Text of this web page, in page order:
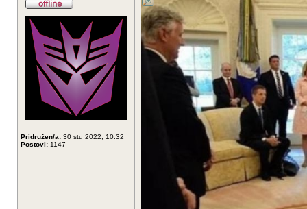
Pridružen/a: 30 stu 2022, 10:32
Postovi: 1147